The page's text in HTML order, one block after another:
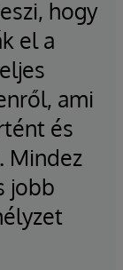
hogy
el a
ami
és
Mindez
jobb